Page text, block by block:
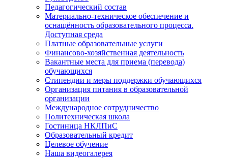
Педагогический состав
Материально-техническое обеспечение и
оснащённость образовательного процесса.
Доступная среда
Платные образовательные услуги
Финансово-хозяйственная деятельность
Вакантные места для приема (перевода)
обучающихся
Стипендии и меры поддержки обучающихся
Организация питания в образовательной
организации
Международное сотрудничество
Политехническая школа
Гостиница НКЛПиС
Образовательный кредит
Целевое обучение
Наша видеогалерея